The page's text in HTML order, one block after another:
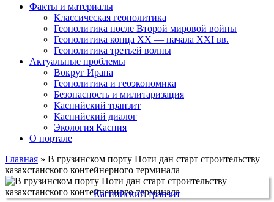
Факты и материалы
Классическая геополитика
Геополитика после Второй мировой войны
Геополитика конца XX — начала XXI вв.
Геополитика третьей волны
Актуальные проблемы
Вокруг Ирана
Геополитика и геоэкономика
Безопасность и милитаризация
Каспийский транзит
Каспийский диалог
Экология Каспия
О портале
Главная » В грузинском порту Поти дан старт строительству
казахстанского контейнерного терминала
Каспийский транзит